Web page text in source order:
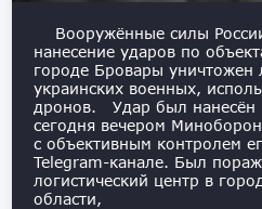
Вооружённые силы
нанесение ударов по
городе Бровары уничтожен
украинских военных,
дронов. Удар был нанесён
сегодня вечером
с объективным контролем
Telegram-канале. Был
логистический центр в
области,